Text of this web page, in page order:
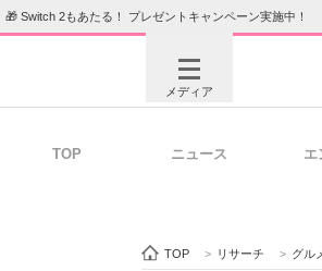
🎁 Switch 2もあたる！ プレゼントキャンペーン実施中！
メディア
TOP ニュース エ
TOP > リサーチ > グル